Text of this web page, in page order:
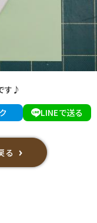
す♪
LINEで送る
る